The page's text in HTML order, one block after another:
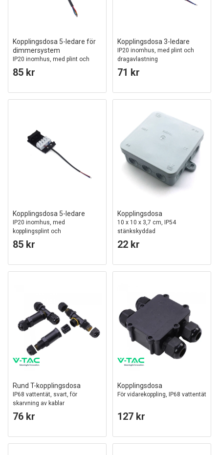
Kopplingsdosa 5-ledare för
dimmersystem
IP20 inomhus, med plint och
dragavlastning, 0-10V / DALI
85 kr
Kopplingsdosa 3-ledare
IP20 inomhus, med plint och
dragavlastning
71 kr
Kopplingsdosa 5-ledare
IP20 inomhus, med
kopplingsplint och
dragavlastning
85 kr
Kopplingsdosa
10 x 10 x 3,7 cm, IP54
stänkskyddad
22 kr
Rund T-kopplingsdosa
IP68 vattentät, svart, för
skarvning av kablar
76 kr
Kopplingsdosa
För vidarekoppling, IP68 vattentät
127 kr